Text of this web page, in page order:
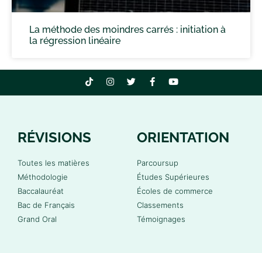
La méthode des moindres carrés : initiation à
la régression linéaire
RÉVISIONS
Toutes les matières
Méthodologie
Baccalauréat
Bac de Français
Grand Oral
ORIENTATION
Parcoursup
Études Supérieures
Écoles de commerce
Classements
Témoignages